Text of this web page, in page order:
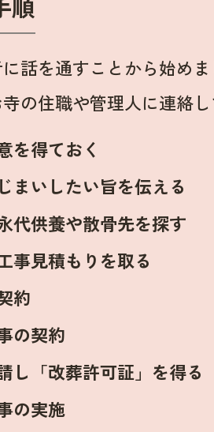
話を通すことから始めま
の住職や管理人に連絡
を得ておく
まいしたい旨を伝える
代供養や散骨先を探す
事見積もりを取る
約
の契約
し「改葬許可証」を得る
の実施